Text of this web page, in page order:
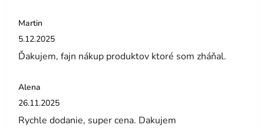
Martin
Hodnotenie obchodu je 5 z 5 hviezdičiek.
5.12.2025
Ďakujem, fajn nákup produktov ktoré som zháňal.
Alena
Hodnotenie obchodu je 5 z 5 hviezdičiek.
26.11.2025
Rychle dodanie, super cena. Dakujem